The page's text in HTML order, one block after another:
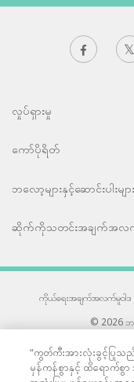
လှုပ်ရှားမှု
ကော်ပိုရိတ်
ဘလော့များနှင့်ဆောင်းပါးများ
ဆိုက်ကိုသတင်းအချက်အလ
ကိုယ်ရေးအချက်အလက်မူဝါဒ
© 2026 ဘ
33 Sukhumvit
“ကွတ်ကီးအားလုံးခွင့်ပြု
မှန်ကန်စွာနှင့် ထိရောက်စွ